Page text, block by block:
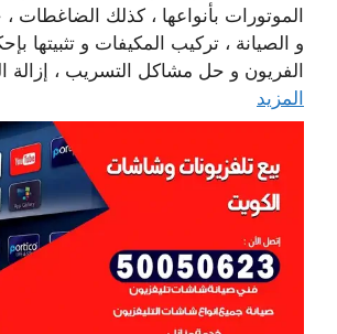
الموتورات بأنواعها ، كذلك
و الصيانة ، تركيب المكيفات و تثبيتها
الفريون و حل مشاكل التسريب ، إزالة
المزيد